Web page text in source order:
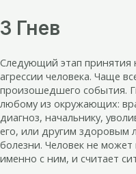
3 Гнев
Следующий этап принятия
агрессии человека. Чаще
произошедшего события.
любому из окружающих:
диагноз, начальнику,
его, или другим здоровым
болезни. Человек не
именно с ним, и считает